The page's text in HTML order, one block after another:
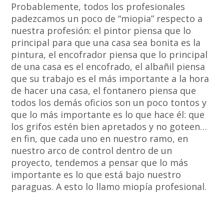
Probablemente, todos los profesionales
padezcamos un poco de “miopia” respecto a
nuestra profesión: el pintor piensa que lo
principal para que una casa sea bonita es la
pintura, el encofrador piensa que lo principal
de una casa es el encofrado, el albañil piensa
que su trabajo es el más importante a la hora
de hacer una casa, el fontanero piensa que
todos los demás oficios son un poco tontos y
que lo más importante es lo que hace él: que
los grifos estén bien apretados y no goteen…
en fin, que cada uno en nuestro ramo, en
nuestro arco de control dentro de un
proyecto, tendemos a pensar que lo más
importante es lo que está bajo nuestro
paraguas. A esto lo llamo miopía profesional.